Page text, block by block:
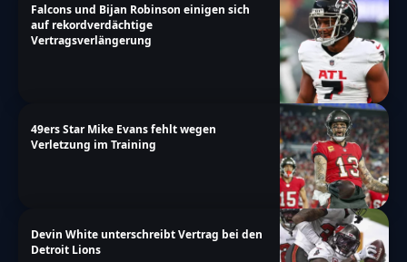
Falcons und Bijan Robinson einigen sich
auf rekordverdächtige
Vertragsverlängerung
49ers Star Mike Evans fehlt wegen
Verletzung im Training
Devin White unterschreibt Vertrag bei den
Detroit Lions